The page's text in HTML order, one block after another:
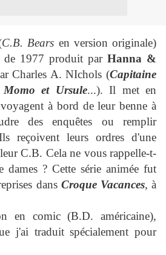
C.B. Bears en version originale)
de 1977 produit par Hanna &
Charles A. NIchols (Capitaine
Momo et Ursule...). Il met en
à bord de leur benne à
des enquêtes ou remplir
reçoivent leurs ordres d'une
C.B. Cela ne vous rappelle-t-
dames ? Cette série animée fut
dans Croque Vacances, à
en comic (B.D. américaine),
j'ai traduit spécialement pour